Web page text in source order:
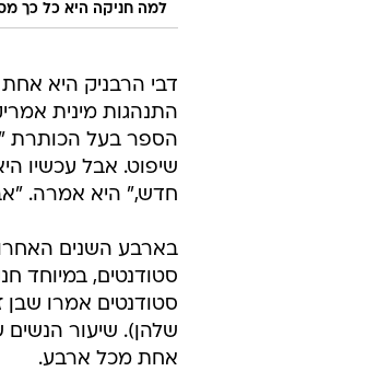
למה חניקה היא כל כך
דבי הרבניק היא
התנהגות מינית
הספר בעל הכותרת
שיפוט. אבל עכשיו
חדש," היא אמרה.
בארבע השנים
סטודנטים אמרו שבן
אחת מכל ארבע.